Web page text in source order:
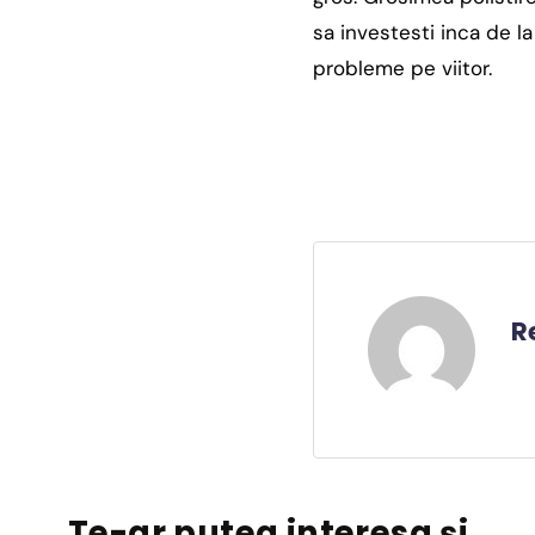
sa investesti inca de
probleme pe viitor.